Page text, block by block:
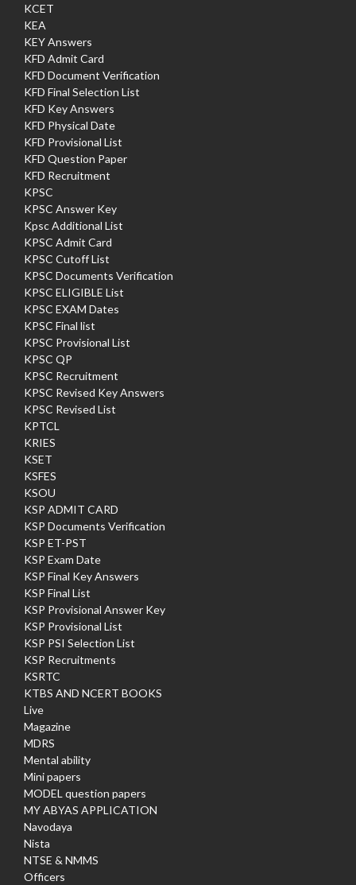
KCET
KEA
KEY Answers
KFD Admit Card
KFD Document Verification
KFD Final Selection List
KFD Key Answers
KFD Physical Date
KFD Provisional List
KFD Question Paper
KFD Recruitment
KPSC
KPSC Answer Key
Kpsc Additional List
KPSC Admit Card
KPSC Cutoff List
KPSC Documents Verification
KPSC ELIGIBLE List
KPSC EXAM Dates
KPSC Final list
KPSC Provisional List
KPSC QP
KPSC Recruitment
KPSC Revised Key Answers
KPSC Revised List
KPTCL
KRIES
KSET
KSFES
KSOU
KSP ADMIT CARD
KSP Documents Verification
KSP ET-PST
KSP Exam Date
KSP Final Key Answers
KSP Final List
KSP Provisional Answer Key
KSP Provisional List
KSP PSI Selection List
KSP Recruitments
KSRTC
KTBS AND NCERT BOOKS
Live
Magazine
MDRS
Mental ability
Mini papers
MODEL question papers
MY ABYAS APPLICATION
Navodaya
Nista
NTSE & NMMS
Officers